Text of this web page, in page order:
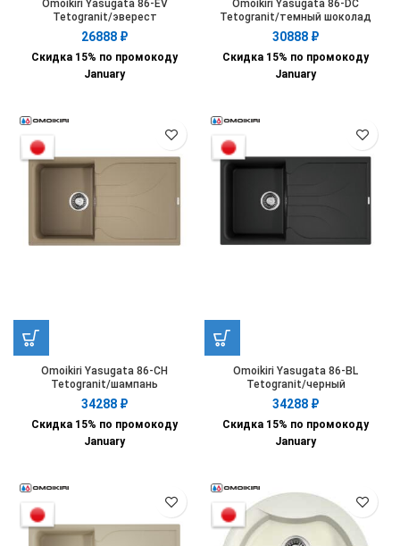
Omoikiri Yasugata 86-EV
Tetogranit/эверест
26888 ₽
Скидка 15% по промокоду
January
Omoikiri Yasugata 86-DC
Tetogranit/темный шоколад
30888 ₽
Скидка 15% по промокоду
January
Omoikiri Yasugata 86-CH
Tetogranit/шампань
34288 ₽
Скидка 15% по промокоду
January
Omoikiri Yasugata 86-BL
Tetogranit/черный
34288 ₽
Скидка 15% по промокоду
January